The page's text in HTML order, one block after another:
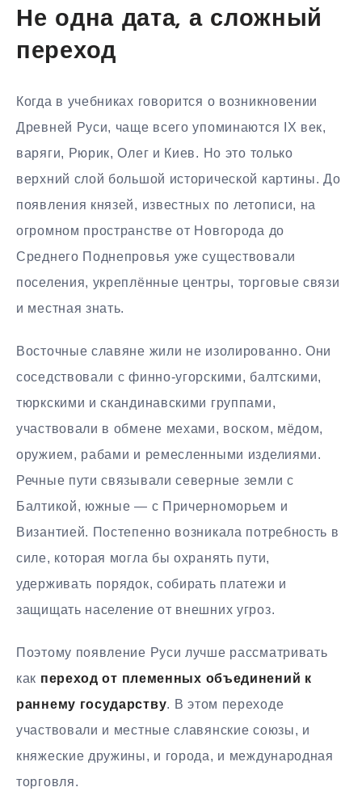
Не одна дата, а сложный
переход
Когда в учебниках говорится о возникновении
Древней Руси, чаще всего упоминаются IX век,
варяги, Рюрик, Олег и Киев. Но это только
верхний слой большой исторической картины. До
появления князей, известных по летописи, на
огромном пространстве от Новгорода до
Среднего Поднепровья уже существовали
поселения, укреплённые центры, торговые связи
и местная знать.
Восточные славяне жили не изолированно. Они
соседствовали с финно-угорскими, балтскими,
тюркскими и скандинавскими группами,
участвовали в обмене мехами, воском, мёдом,
оружием, рабами и ремесленными изделиями.
Речные пути связывали северные земли с
Балтикой, южные — с Причерноморьем и
Византией. Постепенно возникала потребность в
силе, которая могла бы охранять пути,
удерживать порядок, собирать платежи и
защищать население от внешних угроз.
Поэтому появление Руси лучше рассматривать
как переход от племенных объединений к
раннему государству. В этом переходе
участвовали и местные славянские союзы, и
княжеские дружины, и города, и международная
торговля.